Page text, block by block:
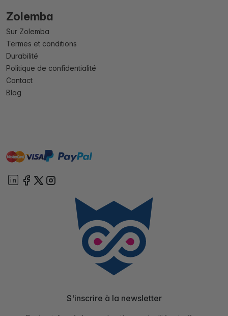
Zolemba
Sur Zolemba
Termes et conditions
Durabilité
Politique de confidentialité
Contact
Blog
mastervisa paypal
S'inscrire à la newsletter